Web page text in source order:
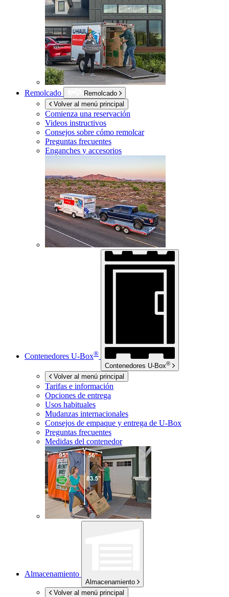
Remolcado
Remolcado
Volver al menú principal
Comienza una reservación
Videos instructivos
Consejos sobre cómo remolcar
Preguntas frecuentes
Enganches y accesorios
Contenedores U-Box®
Contenedores U-Box®
Volver al menú principal
Tarifas e información
Opciones de entrega
Usos habituales
Mudanzas internacionales
Consejos de empaque y entrega de U-Box
Preguntas frecuentes
Medidas del contenedor
Almacenamiento
Almacenamiento
Volver al menú principal